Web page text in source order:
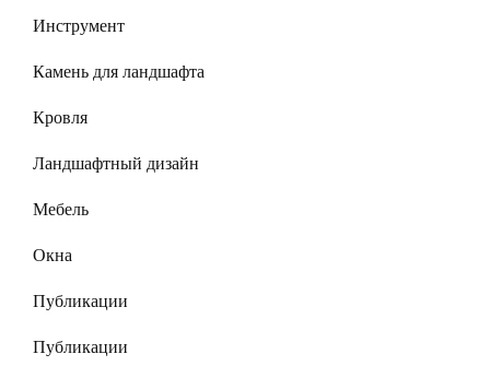
Инструмент
Камень для ландшафта
Кровля
Ландшафтный дизайн
Мебель
Окна
Публикации
Публикации